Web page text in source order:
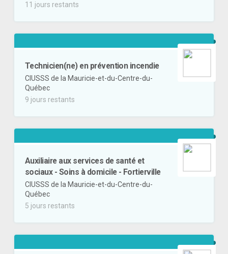
11 jours restants
Technicien(ne) en prévention incendie
CIUSSS de la Mauricie-et-du-Centre-du-
Québec
9 jours restants
Auxiliaire aux services de santé et
sociaux - Soins à domicile - Fortierville
CIUSSS de la Mauricie-et-du-Centre-du-
Québec
5 jours restants